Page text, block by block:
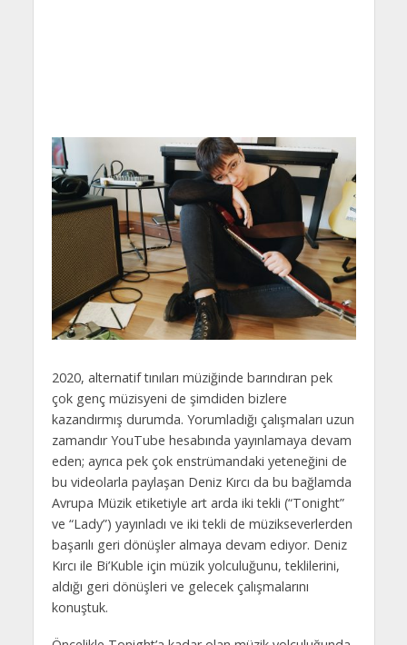
2020, alternatif tınıları müziğinde barındıran pek
çok genç müzisyeni de şimdiden bizlere
kazandırmış durumda. Yorumladığı çalışmaları uzun
zamandır YouTube hesabında yayınlamaya devam
eden; ayrıca pek çok enstrümandaki yeteneğini de
bu videolarla paylaşan Deniz Kırcı da bu bağlamda
Avrupa Müzik etiketiyle art arda iki tekli (“Tonight”
ve “Lady”) yayınladı ve iki tekli de müzikseverlerden
başarılı geri dönüşler almaya devam ediyor. Deniz
Kırcı ile Bi’Kuble için müzik yolculuğunu, teklilerini,
aldığı geri dönüşleri ve gelecek çalışmalarını
konuştuk.